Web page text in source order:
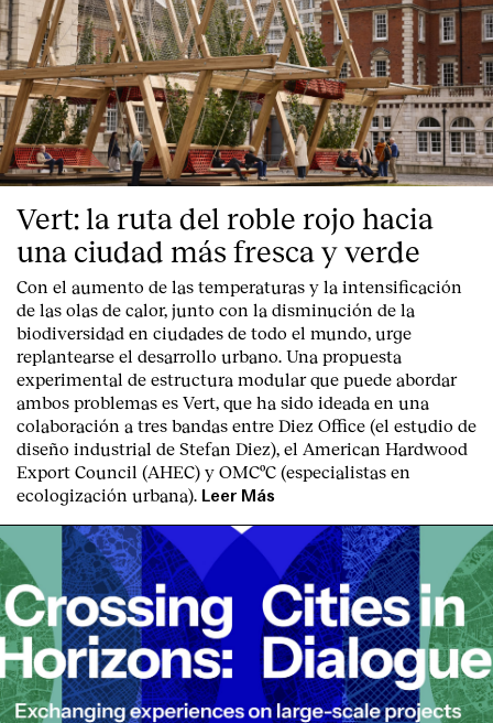
Vert: la ruta del roble rojo hacia
una ciudad más fresca y verde
Con el aumento de las temperaturas y la intensificación
de las olas de calor, junto con la disminución de la
biodiversidad en ciudades de todo el mundo, urge
replantearse el desarrollo urbano. Una propuesta
experimental de estructura modular que puede abordar
ambos problemas es Vert, que ha sido ideada en una
colaboración a tres bandas entre Diez Office (el estudio de
diseño industrial de Stefan Diez), el American Hardwood
Export Council (AHEC) y OMCºC (especialistas en
ecologización urbana).
Leer Más